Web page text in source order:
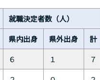
就職決定者数（人）
県内出身 県外出身 計
６ １ ７